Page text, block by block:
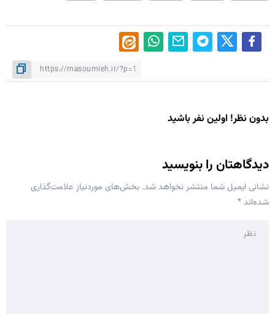
بدون نظر! اولین نفر باشید
دیدگاهتان را بنویسید
نشانی ایمیل شما منتشر نخواهد شد. بخش‌های موردنیاز علامت‌گذاری
شده‌اند*